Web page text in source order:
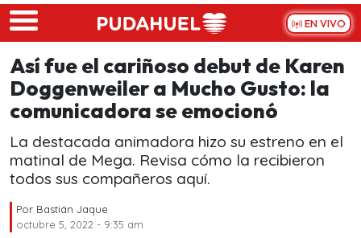
Skip to main content
EN VIVO
Así fue el cariñoso debut de Karen
Doggenweiler a Mucho Gusto: la
comunicadora se emocionó
La destacada animadora hizo su estreno en el
matinal de Mega. Revisa cómo la recibieron
todos sus compañeros aquí.
Por Bastián Jaque
octubre 5, 2022 - 9:35 am